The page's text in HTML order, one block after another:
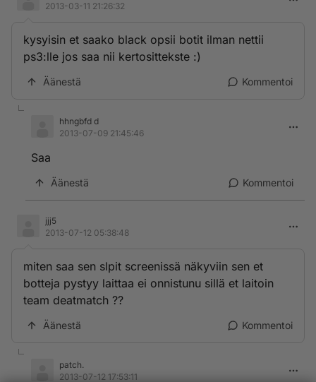
2013-03-11 21:26:32
kysyisin et saako black opsii botit ilman nettii
ps3:lle jos saa nii kertosittekste :)
Äänestä Kommentoi
hhngbfd d
2013-07-09 21:45:46
Saa
Äänestä Kommentoi
jjj5
2013-07-12 05:38:48
miten saa sen slpit screenissä näkyviin sen et
botteja pystyy laittaa ei onnistunu sillä et laitoin
team deatmatch ??
Äänestä Kommentoi
patch.
2013-07-12 17:53:11